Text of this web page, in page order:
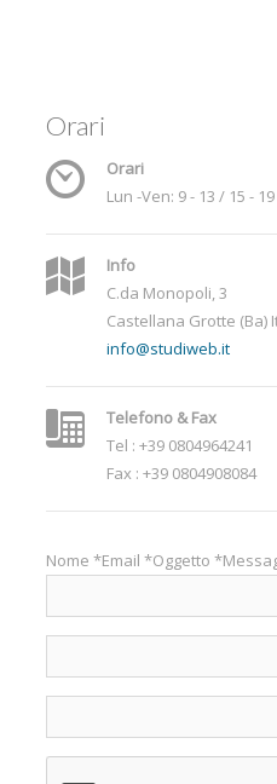
Orari
Orari
Lun -Ven: 9 - 13 / 15 - 19
Info
C.da Monopoli, 3
Castellana Grotte (Ba)
info@studiweb.it
Telefono & Fax
Tel : +39 0804964241
Fax : +39 0804908084
Nome *Email *Oggetto *